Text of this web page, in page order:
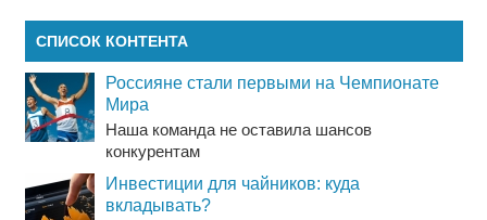
СПИСОК КОНТЕНТА
Россияне стали первыми на Чемпионате
Мира
Наша команда не оставила шансов
конкурентам
Инвестиции для чайников: куда
вкладывать?